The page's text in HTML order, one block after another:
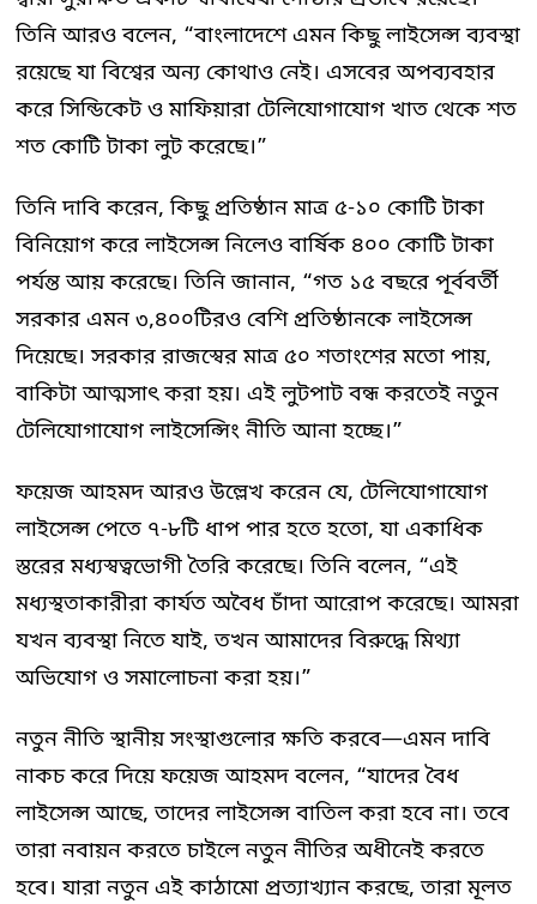
তিনি আরও বলেন, “বাংলাদেশে এমন কিছু লাইসেন্স ব্যবস্থা
রয়েছে যা বিশ্বের অন্য কোথাও নেই। এসবের অপব্যবহার
করে সিন্ডিকেট ও মাফিয়ারা টেলিযোগাযোগ খাত থেকে শত
শত কোটি টাকা লুট করেছে।”
তিনি দাবি করেন, কিছু প্রতিষ্ঠান মাত্র ৫-১০ কোটি টাকা
বিনিয়োগ করে লাইসেন্স নিলেও বার্ষিক ৪০০ কোটি টাকা
পর্যন্ত আয় করেছে। তিনি জানান, “গত ১৫ বছরে পূর্ববর্তী
সরকার এমন ৩,৪০০টিরও বেশি প্রতিষ্ঠানকে লাইসেন্স
দিয়েছে। সরকার রাজস্বের মাত্র ৫০ শতাংশের মতো পায়,
বাকিটা আত্মসাৎ করা হয়। এই লুটপাট বন্ধ করতেই নতুন
টেলিযোগাযোগ লাইসেন্সিং নীতি আনা হচ্ছে।”
ফয়েজ আহমদ আরও উল্লেখ করেন যে, টেলিযোগাযোগ
লাইসেন্স পেতে ৭-৮টি ধাপ পার হতে হতো, যা একাধিক
স্তরের মধ্যস্বত্বভোগী তৈরি করেছে। তিনি বলেন, “এই
মধ্যস্থতাকারীরা কার্যত অবৈধ চাঁদা আরোপ করেছে। আমরা
যখন ব্যবস্থা নিতে যাই, তখন আমাদের বিরুদ্ধে মিথ্যা
অভিযোগ ও সমালোচনা করা হয়।”
নতুন নীতি স্থানীয় সংস্থাগুলোর ক্ষতি করবে—এমন দাবি
নাকচ করে দিয়ে ফয়েজ আহমদ বলেন, “যাদের বৈধ
লাইসেন্স আছে, তাদের লাইসেন্স বাতিল করা হবে না। তবে
তারা নবায়ন করতে চাইলে নতুন নীতির অধীনেই করতে
হবে। যারা নতুন এই কাঠামো প্রত্যাখ্যান করছে, তারা মূলত